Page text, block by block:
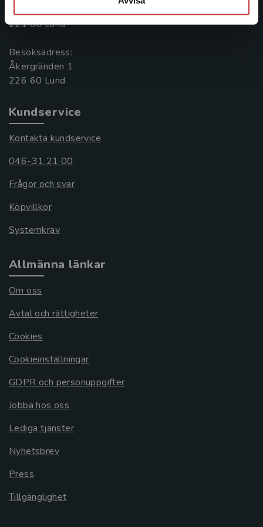
Box 141
221 00 Lund
Besöksadress:
Åkergränden 1
Kundservice
Kontakta kundservice
046-31 21 00
Frågor och svar
Köpvillkor
Systemkrav
Allmänna länkar
Om oss
Avtal och rättigheter
Cookies
Cookieinställningar
GDPR och personuppgifter
Jobba hos oss
Lediga tjänster
Nyhetsbrev
Press
Tillgänglighet